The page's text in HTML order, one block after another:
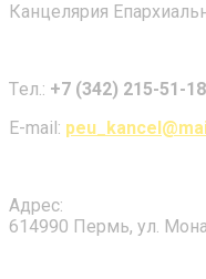
Канцелярия
Tел.: +7 (342) 215-51-18
E-mail:
Адрес:
614990 Пермь, ул.